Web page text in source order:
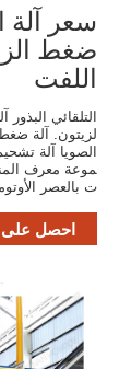
سعر آلة
ضغط
اللفت
التلقائي
لزيتون. آلة
ت بالعصر
احصل على